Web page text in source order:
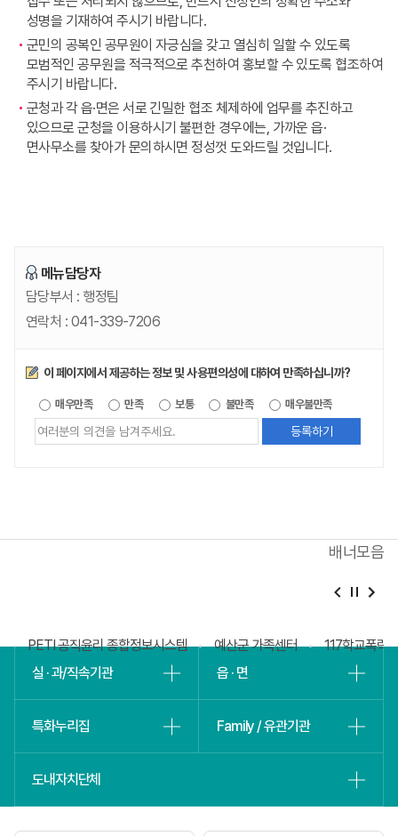
성명을 기재하여 주시기 바랍니다.
군민의 공복인 공무원이 자긍심을 갖고 열심히 일할 수 있도록
모범적인 공무원을 적극적으로 추천하여 홍보할 수 있도록 협조하여
주시기 바랍니다.
군청과 각 읍·면은 서로 긴밀한 협조 체제하에 업무를 추진하고
있으므로 군청을 이용하시기 불편한 경우에는, 가까운 읍·
면사무소를 찾아가 문의하시면 정성껏 도와드릴 것입니다.
메뉴담당자
담당부서 : 행정팀
연락처 : 041-339-7206
만족도조사
이 페이지에서 제공하는 정보 및 사용편의성에 대하여 만족하십니까?
매우만족 만족 보통 불만족 매우불만족
정보에
배너모음
PETI 공직윤리 종합정보시스템 예산군 가족센터
117학교폭력
실 · 과/직속기관
읍 · 면
특화누리집 Family / 유관기관
도내자치단체